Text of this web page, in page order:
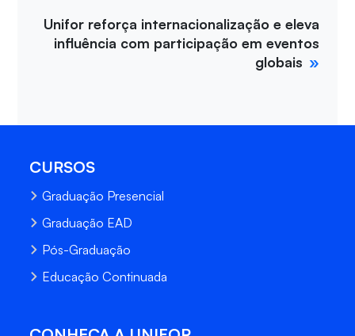
Unifor reforça internacionalização e eleva
influência com participação em eventos
globais
CURSOS
Graduação Presencial
Graduação EAD
Pós-Graduação
Educação Continuada